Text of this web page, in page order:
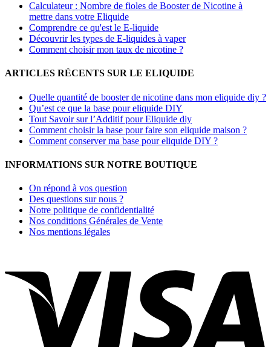
Calculateur : Nombre de fioles de Booster de Nicotine à
mettre dans votre Eliquide
Comprendre ce qu'est le E-liquide
Découvrir les types de E-liquides à vaper
Comment choisir mon taux de nicotine ?
ARTICLES RÉCENTS SUR LE ELIQUIDE
Quelle quantité de booster de nicotine dans mon eliquide diy ?
Qu’est ce que la base pour eliquide DIY
Tout Savoir sur l’Additif pour Eliquide diy
Comment choisir la base pour faire son eliquide maison ?
Comment conserver ma base pour eliquide DIY ?
INFORMATIONS SUR NOTRE BOUTIQUE
On répond à vos question
Des questions sur nous ?
Notre politique de confidentialité
Nos conditions Générales de Vente
Nos mentions légales